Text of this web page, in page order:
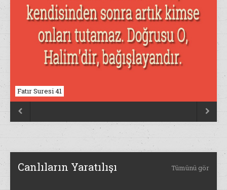
Fatır Suresi 41
 
Canlıların Yaratılışı Tümünü gör